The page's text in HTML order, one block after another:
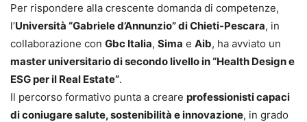
Per rispondere alla crescente domanda di competenze,
l’Università “Gabriele d’Annunzio” di Chieti-Pescara, in
collaborazione con Gbc Italia, Sima e Aib, ha avviato un
master universitario di secondo livello in “Health Design e
ESG per il Real Estate”.
Il percorso formativo punta a creare professionisti capaci
di coniugare salute, sostenibilità e innovazione, in grado